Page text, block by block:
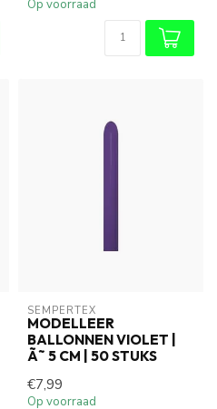
Op voorraad
SEMPERTEX
MODELLEER
BALLONNEN VIOLET |
Ã˜ 5 CM | 50 STUKS
€7,99
Op voorraad